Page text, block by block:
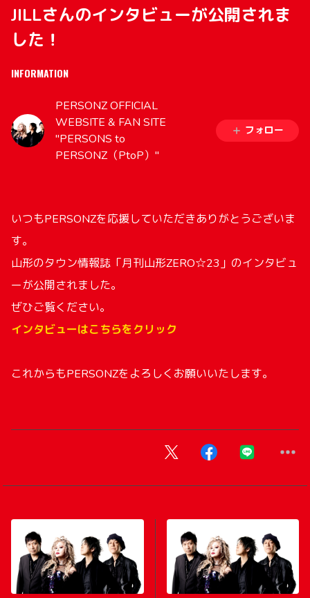
JILLさんのインタビューが公開されま
した！
INFORMATION
PERSONZ OFFICIAL
WEBSITE & FAN SITE
"PERSONS to
PERSONZ（PtoP）"
フォロー
いつもPERSONZを応援していただきありがとうございま
す。
山形のタウン情報誌「月刊山形ZERO☆23」のインタビュ
ーが公開されました。
ぜひご覧ください。
インタビューはこちらをクリック
これからもPERSONZをよろしくお願いいたします。